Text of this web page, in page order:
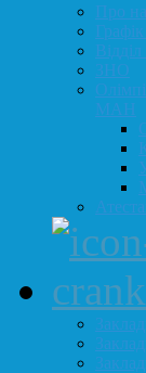
Про
ЗНО
МАН